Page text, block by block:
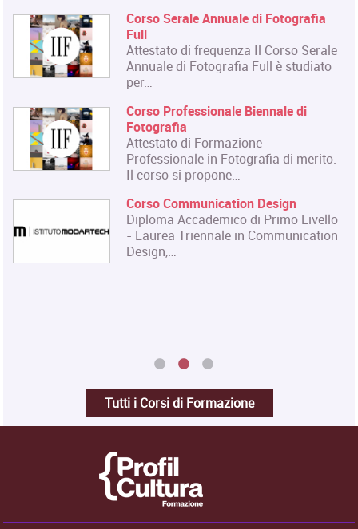
Corso Serale Annuale di Fotografia
Full
Attestato di frequenza Il Corso Serale
Annuale di Fotografia Full è studiato
per…
Corso Professionale Biennale di
Fotografia
Attestato di Formazione
Professionale in Fotografia di merito.
Il corso si propone…
Corso Communication Design
Diploma Accademico di Primo Livello
- Laurea Triennale in Communication
Design,…
Tutti i Corsi di Formazione